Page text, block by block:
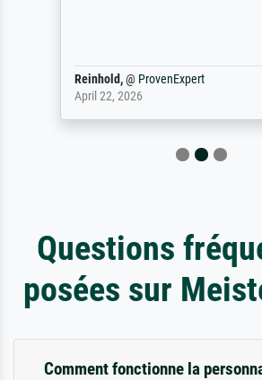
Reinhold,@ ProvenExpert
April 22, 2026
Questions
posées sur
Comment fonctionne la